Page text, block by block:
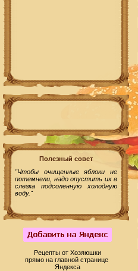
Полезный совет
"Чтобы очищенные яблоки не
потемнели, надо опустить их в
слегка подсоленную холодную
воду."
Рецепты от Хозяюшки
прямо на главной странице
Яндекса